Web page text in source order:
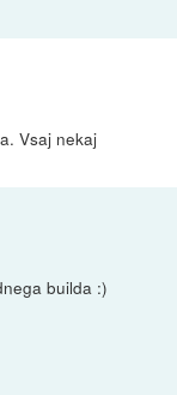
Vsaj nekaj
builda :)